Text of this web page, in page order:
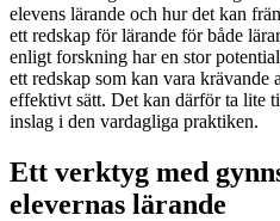
elevens lärande och hur det kan
ett redskap för lärande för både
enligt forskning har en stor
ett redskap som kan vara krävande
effektivt sätt. Det kan därför ta lite
inslag i den vardagliga praktiken.
Ett verktyg med
elevernas lärande